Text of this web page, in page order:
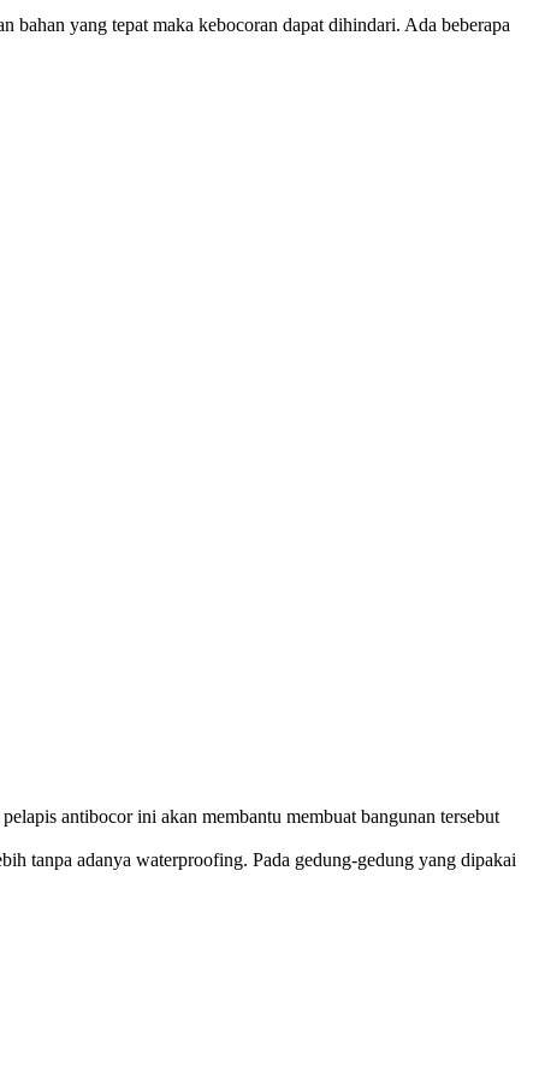
bahan yang tepat maka kebocoran dapat dihindari. Ada beberapa
antibocor ini akan membantu membuat bangunan tersebut
tanpa adanya waterproofing. Pada gedung-gedung yang dipakai